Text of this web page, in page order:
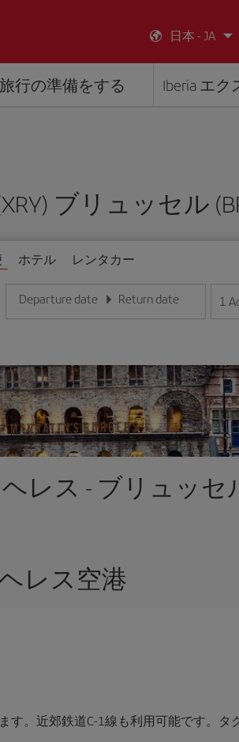
日本 - JA
旅行の準備をする Iberia エ
ブリュッセル
ホテル レンタカー
Departure date
日/月/年の形式で日付を入力してください
Return date
日/月/年の形式で日付を入力
1
レス - ブリュッセ
レス空港
。近郊鉄道C-1線も利用可能です。タ